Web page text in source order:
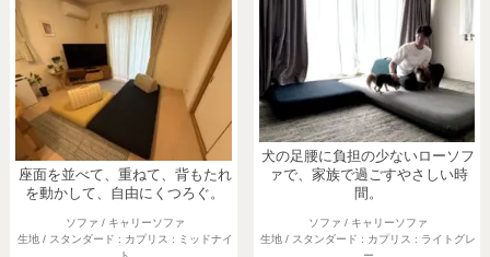
座面を並べて、重ねて、背もたれ
を動かして、自由にくつろぐ。
ソファ / キャリーソファ
生地 / スタンダード : カプリス : ミッドナイ
犬の足腰に負担の少ないローソフ
ァで、家族で過ごすやさしい時
間。
ソファ / キャリーソファ
生地 / スタンダード : カプリス : ライトグレ